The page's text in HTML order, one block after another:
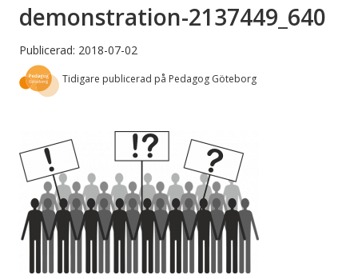
demonstration-2137449_640
Publicerad: 2018-07-02
Tidigare publicerad på Pedagog Göteborg